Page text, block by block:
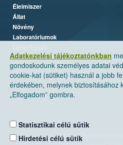
Adatkezelési tájékoztatónkban
gondoskodunk személyes adatai
cookie-kat (sütiket) használ a jobb
érdekében, melynek biztosításához
„Elfogadom” gombra.
Statisztikai célú sütik
Hirdetési célú sütik
Élelmiszer
Állat
Növény
Laboratóriumok
Nemzeti Élelmiszerlánc-